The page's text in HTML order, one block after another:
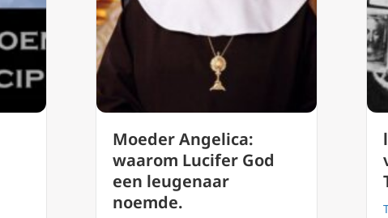
Moeder Angelica:
waarom Lucifer God
een leugenaar
noemde.